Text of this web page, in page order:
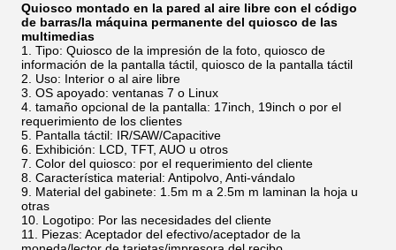
Quiosco montado en la pared al aire libre con el código
de barras/la máquina permanente del quiosco de las
multimedias
Tipo: Quiosco de la impresión de la foto, quiosco de
información de la pantalla táctil, quiosco de la pantalla táctil
Uso: Interior o al aire libre
OS apoyado: ventanas 7 o Linux
tamaño opcional de la pantalla: 17inch, 19inch o por el
requerimiento de los clientes
Pantalla táctil: IR/SAW/Capacitive
Exhibición: LCD, TFT, AUO u otros
Color del quiosco: por el requerimiento del cliente
Característica material: Antipolvo, Anti-vándalo
Material del gabinete: 1.5m m a 2.5m m laminan la hoja u
otras
Logotipo: Por las necesidades del cliente
Piezas: Aceptador del efectivo/aceptador de la